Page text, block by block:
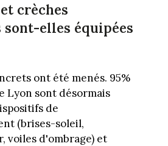
crèches
sont-elles équipées
ont été menés. 95%
Lyon sont désormais
de
(brises-soleil,
voiles d'ombrage) et